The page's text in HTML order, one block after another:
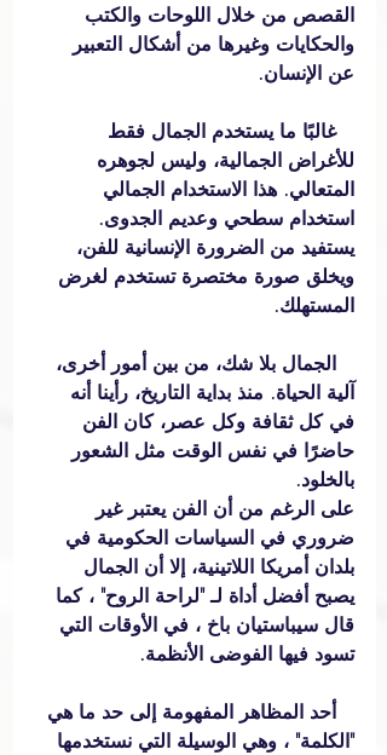
القصص من خلال اللوحات والكتب
والحكايات وغيرها من أشكال التعبير
عن الإنسان.
   غالبًا ما يستخدم الجمال فقط
للأغراض الجمالية، وليس لجوهره
المتعالي. هذا الاستخدام الجمالي
استخدام سطحي وعديم الجدوى.
يستفيد من الضرورة الإنسانية للفن،
ويخلق صورة مختصرة تستخدم لغرض
المستهلك.
   الجمال بلا شك، من بين أمور أخرى،
آلية الحياة. منذ بداية التاريخ، رأينا أنه
في كل ثقافة وكل عصر، كان الفن
حاضرًا في نفس الوقت مثل الشعور
بالخلود.
على الرغم من أن الفن يعتبر غير
ضروري في السياسات الحكومية في
بلدان أمريكا اللاتينية، إلا أن الجمال
يصبح أفضل أداة لـ "لراحة الروح" ، كما
قال سيباستيان باخ ، في الأوقات التي
تسود فيها الفوضى الأنظمة.
   أحد المظاهر المفهومة إلى حد ما هي
"الكلمة" ، وهي الوسيلة التي نستخدمها